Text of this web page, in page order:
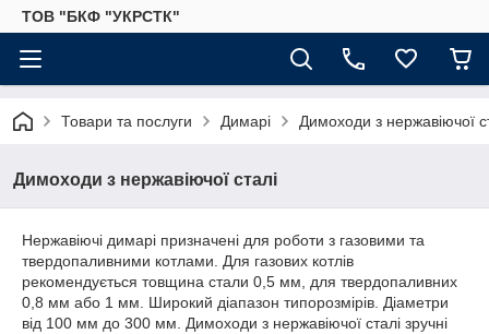
ТОВ "БКФ "УКРСТК"
Товари та послуги Димарі Димоходи з нержавіючої
Димоходи з нержавіючої сталі
Нержавіючі димарі призначені для роботи з газовими та
твердопаливними котлами. Для газових котлів
рекомендується товщина стали 0,5 мм, для твердопаливних
0,8 мм або 1 мм. Широкий діапазон типорозмірів. Діаметри
від 100 мм до 300 мм. Димоходи з нержавіючої сталі зручні